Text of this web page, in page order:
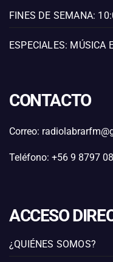
FINES DE SEMANA:
ESPECIALES: MÚSICA
CONTACTO
Correo:
Teléfono: +56 9 8797
ACCESO
¿QUIÉNES SOMOS?